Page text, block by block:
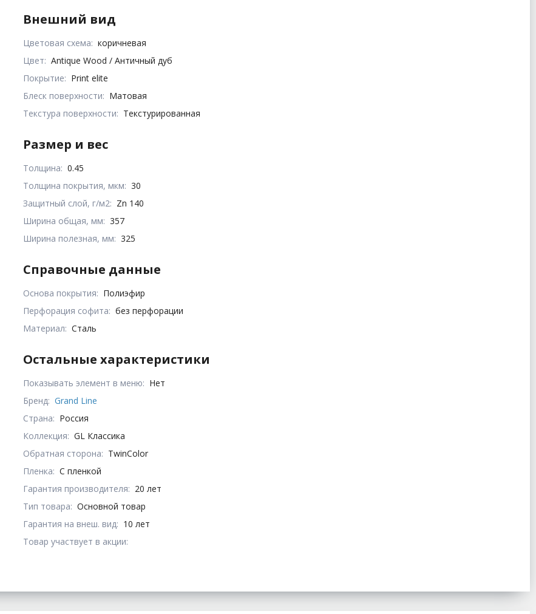
Внешний вид
Цветовая схема: коричневая
Цвет: Antique Wood / Античный дуб
Покрытие: Print elite
Блеск поверхности: Матовая
Текстура поверхности: Текстурированная
Размер и вес
Толщина: 0.45
Толщина покрытия, мкм: 30
Защитный слой, г/м2: Zn 140
Ширина общая, мм: 357
Ширина полезная, мм: 325
Справочные данные
Основа покрытия: Полиэфир
Перфорация софита: без перфорации
Материал: Сталь
Остальные характеристики
Показывать элемент в меню: Нет
Бренд: Grand Line
Страна: Россия
Коллекция: GL Классика
Обратная сторона: TwinColor
Пленка: С пленкой
Гарантия производителя: 20 лет
Тип товара: Основной товар
Гарантия на внеш. вид: 10 лет
Товар участвует в акции: